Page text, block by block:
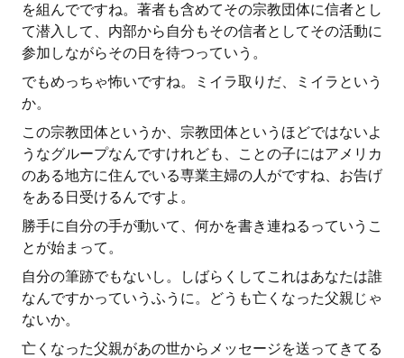
を組んでですね。著者も含めてその宗教団体に信者とし
て潜入して、内部から自分もその信者としてその活動に
参加しながらその日を待つっていう。
でもめっちゃ怖いですね。ミイラ取りだ、ミイラという
か。
この宗教団体というか、宗教団体というほどではないよ
うなグループなんですけれども、ことの子にはアメリカ
のある地方に住んでいる専業主婦の人がですね、お告げ
をある日受けるんですよ。
勝手に自分の手が動いて、何かを書き連ねるっていうこ
とが始まって。
自分の筆跡でもないし。しばらくしてこれはあなたは誰
なんですかっていうふうに。どうも亡くなった父親じゃ
ないか。
亡くなった父親があの世からメッセージを送ってきてる